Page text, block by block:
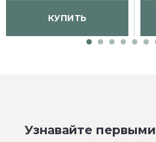
КУПИТЬ
Узнавайте